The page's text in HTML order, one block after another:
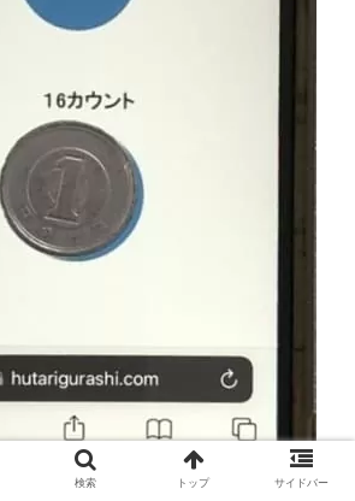
検索 トップ サイドバー